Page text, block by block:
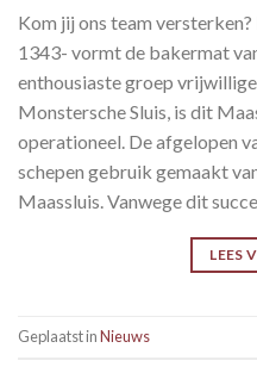
Kom jij ons team
1343- vormt de bakermat
enthousiaste groep
Monstersche Sluis, is dit
operationeel. De afgelopen
schepen gebruik gemaakt
Maassluis. Vanwege dit
LEES
Geplaatst inNieuws